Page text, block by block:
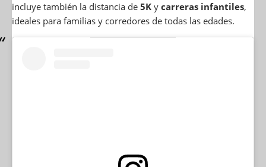
incluye también la distancia de 5K y carreras infantiles,
ideales para familias y corredores de todas las edades.